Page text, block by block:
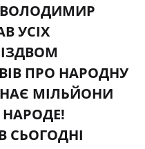
ВОЛОДИМИР
УСІХ
ПРО НАРОДНУ
МІЛЬЙОНИ
СЬОГОДНІ